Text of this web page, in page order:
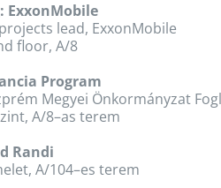
ExxonMobile
lead, ExxonMobile
floor, A/8
Program
Megyei Önkormányzat
A/8–as terem
Randi
A/104–es terem